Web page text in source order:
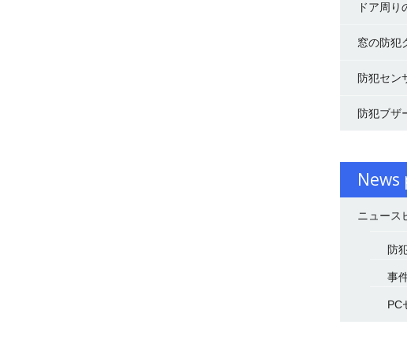
ドア周り
窓の防犯
防犯セン
防犯ブザ
News
ニュース
防
事
PC